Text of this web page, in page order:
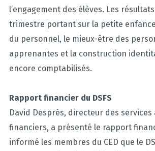
l’engagement des élèves. Les
trimestre portant sur la petite
du personnel, le mieux-être des
apprenantes et la construction
encore comptabilisés.
Rapport financier du DSFS
David Després, directeur des
financiers, a présenté le rapport
informé les membres du CED que le